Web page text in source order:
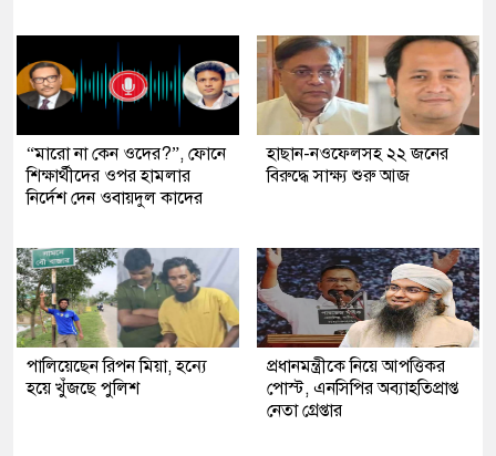
“মারো না কেন ওদের?”, ফোনে
শিক্ষার্থীদের ওপর হামলার
নির্দেশ দেন ওবায়দুল কাদের
হাছান-নওফেলসহ ২২ জনের
বিরুদ্ধে সাক্ষ্য শুরু আজ
পালিয়েছেন রিপন মিয়া, হন্যে
হয়ে খুঁজছে পুলিশ
প্রধানমন্ত্রীকে নিয়ে আপত্তিকর
পোস্ট, এনসিপির অব্যাহতিপ্রাপ্ত
নেতা গ্রেপ্তার